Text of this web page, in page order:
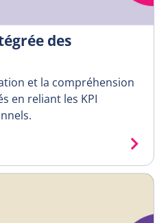
des
et la compréhension
en reliant les KPI